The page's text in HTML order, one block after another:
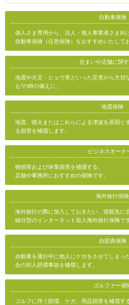
自動車保険
個人さま専用から、法人・個人事業者さま向
自動車保険（任意保険）をおすすめいたして
住まいや店舗に関
地震や火災・ヒョウ害といった災害から大切
も”の時の備えに。
地震保険
地震、噴火またはこれらによる津波を原因と
る損害を補償します。
ビジネスオーナ
物損害および休業損害を補償する、
店舗や事務所におすすめの保険です。
海外旅行保険
海外旅行の際に加入しておきたい、渡航先に
細分型のインターネット加入海外旅行保険です
自賠責保険
自動車を運行中に他人にケガをさせてしまっ
合の対人賠償事故を補償します。
ゴルファー保
ゴルフに伴う賠償、ケガ、用品損害を補償す